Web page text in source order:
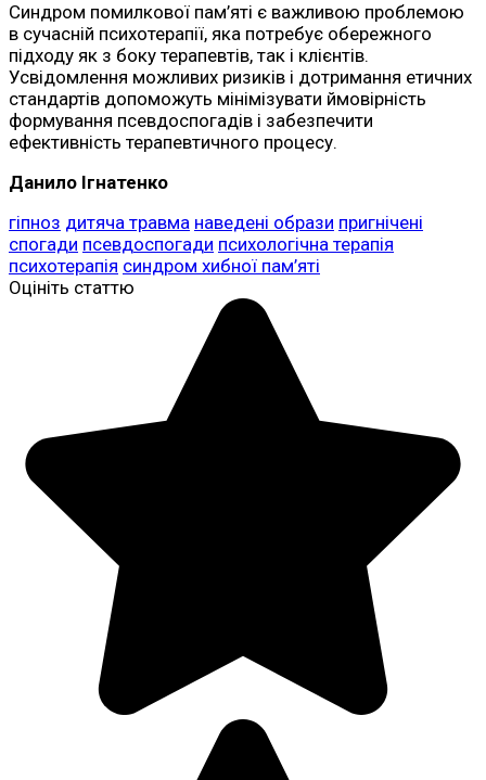
Синдром помилкової пам’яті є важливою проблемою
в сучасній психотерапії, яка потребує обережного
підходу як з боку терапевтів, так і клієнтів.
Усвідомлення можливих ризиків і дотримання етичних
стандартів допоможуть мінімізувати ймовірність
формування псевдоспогадів і забезпечити
ефективність терапевтичного процесу.
Данило Ігнатенко
гіпноз дитяча травма наведені образи пригнічені
спогади псевдоспогади психологічна терапія
психотерапія синдром хибної пам’яті
Оцініть статтю